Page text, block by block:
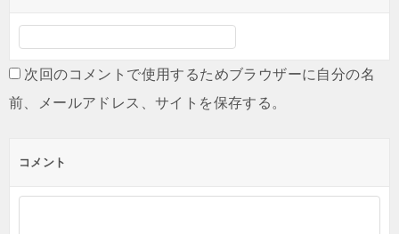
次回のコメントで使用するためブラウザーに自分の名
前、メールアドレス、サイトを保存する。
コメント